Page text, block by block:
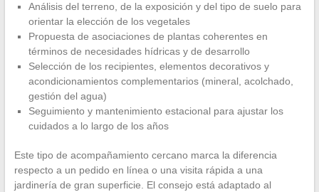
Análisis del terreno, de la exposición y del tipo de suelo para
orientar la elección de los vegetales
Propuesta de asociaciones de plantas coherentes en
términos de necesidades hídricas y de desarrollo
Selección de los recipientes, elementos decorativos y
acondicionamientos complementarios (mineral, acolchado,
gestión del agua)
Seguimiento y mantenimiento estacional para ajustar los
cuidados a lo largo de los años
Este tipo de acompañamiento cercano marca la diferencia
respecto a un pedido en línea o una visita rápida a una
jardinería de gran superficie. El consejo está adaptado al